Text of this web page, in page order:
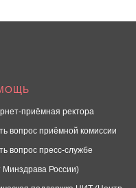
приёмная ректора
вопрос приёмной комиссии
вопрос пресс-службе
Минздрава России)